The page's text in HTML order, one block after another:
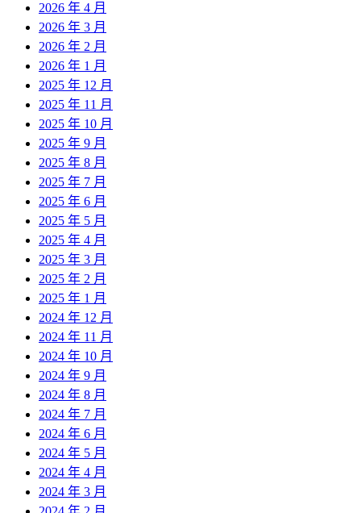
2026 年 4 月
2026 年 3 月
2026 年 2 月
2026 年 1 月
2025 年 12 月
2025 年 11 月
2025 年 10 月
2025 年 9 月
2025 年 8 月
2025 年 7 月
2025 年 6 月
2025 年 5 月
2025 年 4 月
2025 年 3 月
2025 年 2 月
2025 年 1 月
2024 年 12 月
2024 年 11 月
2024 年 10 月
2024 年 9 月
2024 年 8 月
2024 年 7 月
2024 年 6 月
2024 年 5 月
2024 年 4 月
2024 年 3 月